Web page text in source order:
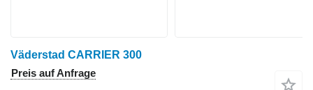
Väderstad CARRIER 300
Preis auf Anfrage